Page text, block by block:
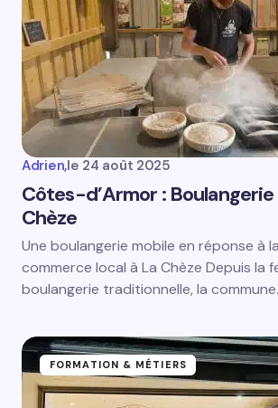
Adrien,le 24 août 2025
Côtes-d’Armor :
Chèze
Une boulangerie mobile en réponse à
commerce local à La Chèze Depuis la
boulangerie traditionnelle, la
FORMATION & MÉTIERS